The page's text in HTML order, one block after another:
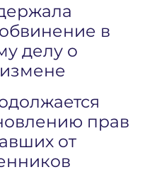
в
делу о
прав
от